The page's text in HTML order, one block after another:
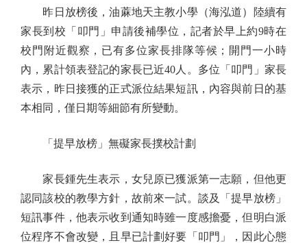
昨日放榜後，油蔴地天主教小學（海泓道）陸續有
家長到校「叩門」申請後補學位，記者於早上約9時在
校門附近觀察，已有多位家長排隊等候；開門一小時
內，累計領表登記的家長已近40人。多位「叩門」家長
表示，昨日接獲的正式派位結果短訊，內容與前日的基
本相同，僅日期等細節有所變動。
「提早放榜」無礙家長撲校計劃
家長鍾先生表示，女兒原已獲派第一志願，但他更
認同該校的教學方針，故前來一試。談及「提早放榜」
短訊事件，他表示收到通知時雖一度感擔憂，但明白派
位程序不會改變，且早已計劃好要「叩門」，因此心態